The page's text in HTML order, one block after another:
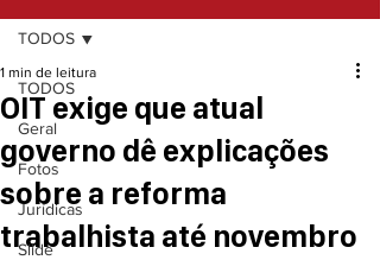
TODOS
Geral
Fotos
Jurídicas
Slide
TODOS
OIT exige que atual
governo dê explicações
sobre a reforma
trabalhista até novembro
1 min de leitura